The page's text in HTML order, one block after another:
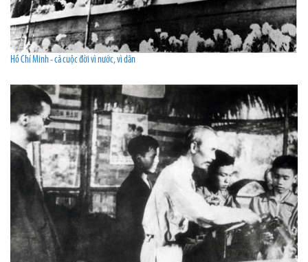
Hồ Chí Minh - cả cuộc đời vì nước, vì dân